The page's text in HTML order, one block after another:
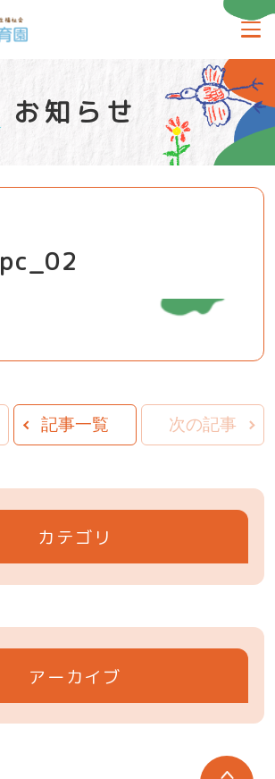
お知らせ
記事一覧 次の記事
カテゴリ
アーカイブ